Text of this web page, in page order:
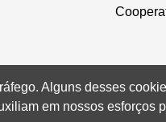
Alguns desses
em nossos esforços